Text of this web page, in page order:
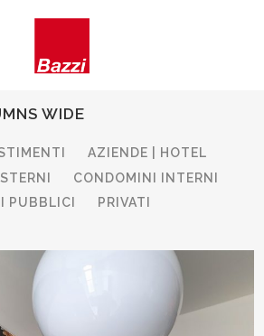
WIDE
AZIENDE | HOTEL
CONDOMINI INTERNI
PUBBLICI
PRIVATI